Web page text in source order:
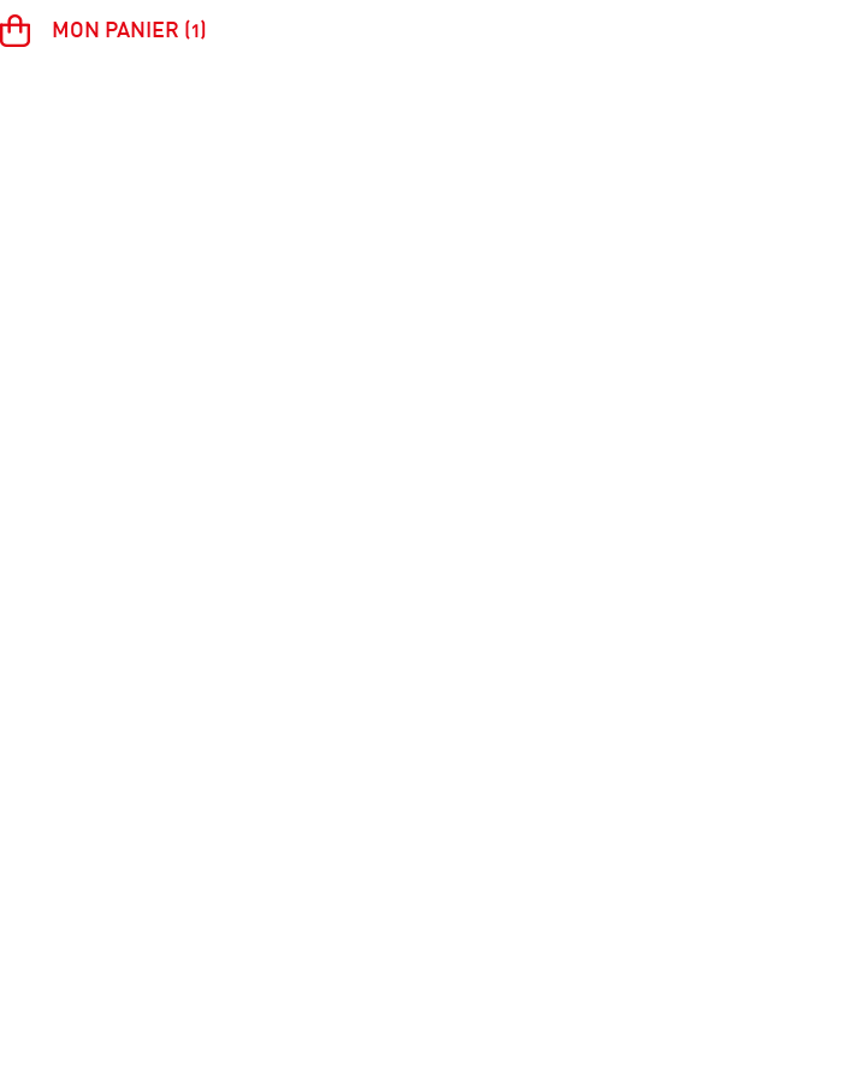
MON PANIER (1)